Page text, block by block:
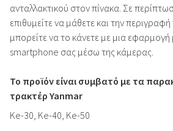
ανταλλακτικού στον πίνακα. Σε
επιθυμείτε να μάθετε και την
μπορείτε να το κάνετε με μια
smartphone σας μέσω της κάμερας.
Το προϊόν είναι συμβατό με τα
τρακτέρ Yanmar
Ke-30, Ke-40, Ke-50